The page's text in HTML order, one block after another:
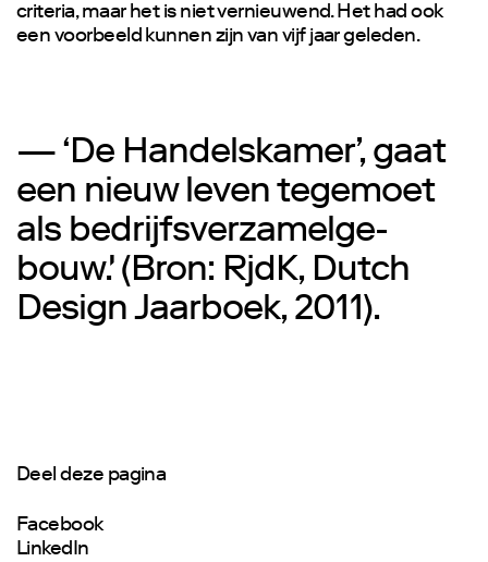
criteria, maar het is niet vernieuwend. Het had ook
een voorbeeld kunnen zijn van vijf jaar geleden.
— ‘De Handelskamer’, gaat
een nieuw leven tegemoet
als bedrijfsverzamelge-
bouw.' (Bron: RjdK, Dutch
Design Jaarboek, 2011).
Deel deze pagina
Facebook
LinkedIn